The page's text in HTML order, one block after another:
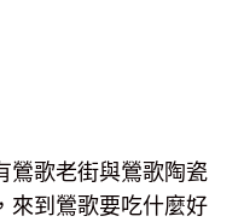
鶯歌老街與鶯歌陶瓷
來到鶯歌要吃什麼好